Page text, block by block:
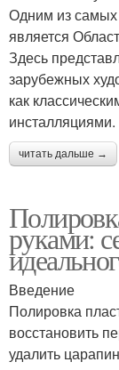
Одним из самых
является
Здесь
зарубежных
как
инсталляциями.
читать дальше →
руками:
Введение
Полировка
восстановить
удалить